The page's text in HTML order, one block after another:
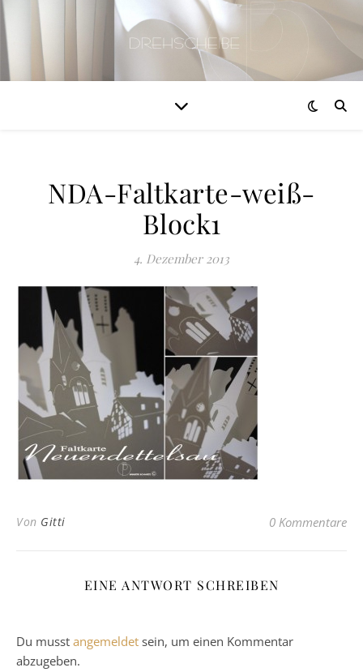
NDA-Faltkarte-weiß-
Block1
4. Dezember 2013
Von Gitti 0 Kommentare
EINE ANTWORT SCHREIBEN
Du musst angemeldet sein, um einen Kommentar
abzugeben.